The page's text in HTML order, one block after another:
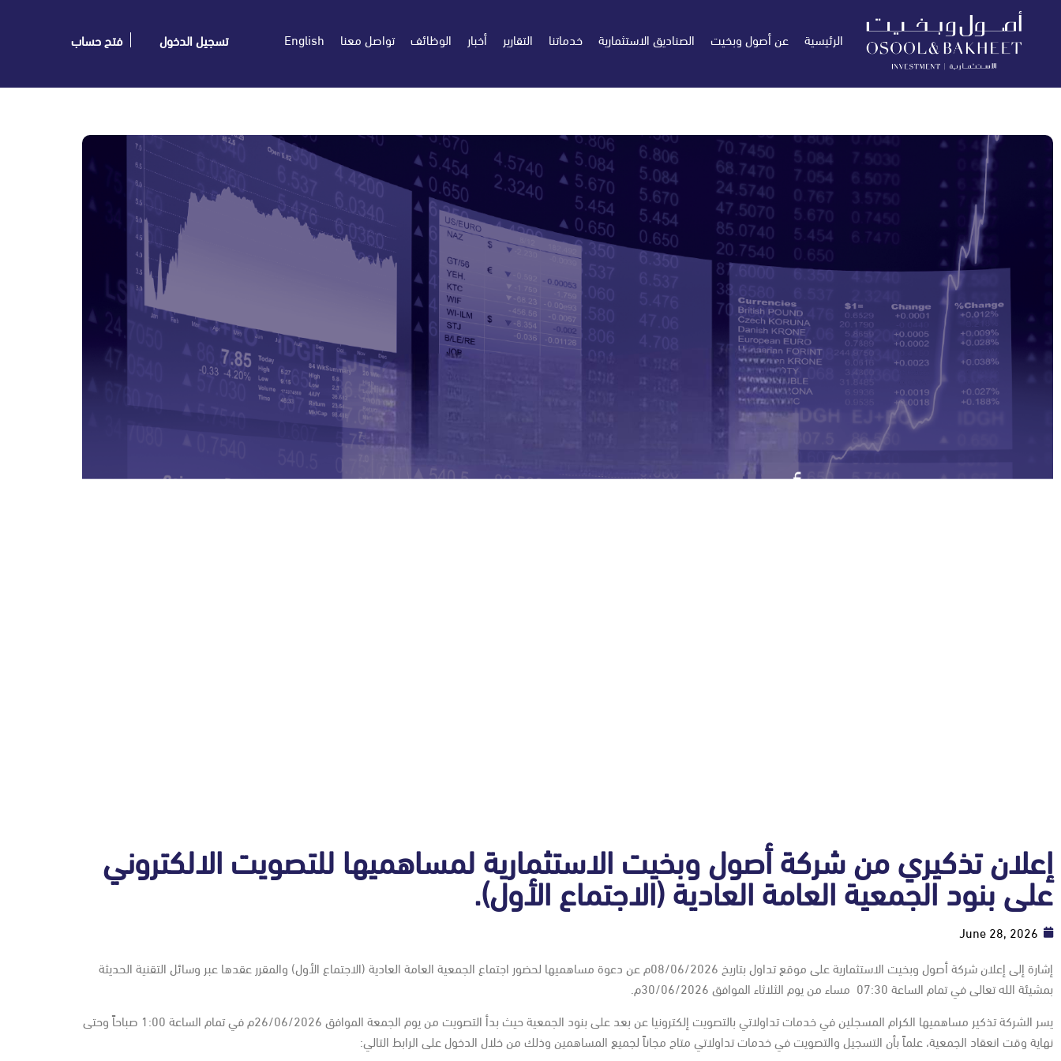
الرئيسية عن أصول وبخيت الصناديق الاستثمارية خدماتنا التقارير أخبار الوظائف تواصل معنا English تسجيل الدخول فتح حساب
إعلان تذكيري من شركة أصول وبخيت الاستثمارية لمساهميها للتصويت الالكتروني
على بنود الجمعية العامة العادية (الاجتماع الأول).
June 28, 2026
إشارة إلى إعلان شركة أصول وبخيت الاستثمارية على موقع تداول بتاريخ 08/06/2026م عن دعوة مساهميها لحضور اجتماع الجمعية العامة العادية (الاجتماع الأول) والمقرر عقدها عبر وسائل التقنية الحديثة
بمشيئة الله تعالى في تمام الساعة 07:30 مساء من يوم الثلاثاء الموافق 30/06/2026م.
يسر الشركة تذكير مساهميها الكرام المسجلين في خدمات تداولاتي بالتصويت إلكترونيا عن بعد على بنود الجمعية حيث بدأ التصويت من يوم الجمعة الموافق 26/06/2026م في تمام الساعة 1:00 صباحاً وحتى
نهاية وقت انعقاد الجمعية، علماً بأن التسجيل والتصويت في خدمات تداولاتي متاح مجاناً لجميع المساهمين وذلك من خلال الدخول على الرابط التالي: